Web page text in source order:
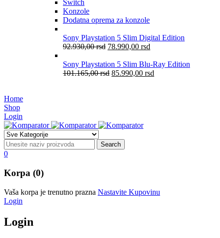
Switch
Konzole
Dodatna oprema za konzole
Sony Playstation 5 Slim Digital Edition
92.930,00rsd 78.990,00 rsd
Sony Playstation 5 Slim Blu-Ray Edition
101.165,00rsd 85.990,00 rsd
Home
Shop
Login
0
Korpa (0)
Vaša korpa je trenutno prazna Nastavite Kupovinu
Login
Login